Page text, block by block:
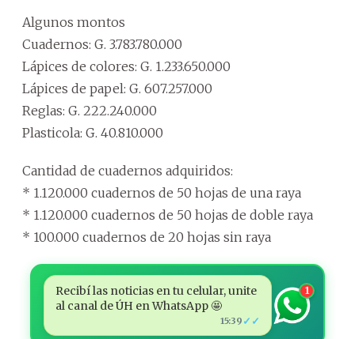
Algunos montos
Cuadernos: G. 3.783.780.000
Lápices de colores: G. 1.233.650.000
Lápices de papel: G. 607.257.000
Reglas: G. 222.240.000
Plasticola: G. 40.810.000
Cantidad de cuadernos adquiridos:
* 1.120.000 cuadernos de 50 hojas de una raya
* 1.120.000 cuadernos de 50 hojas de doble raya
* 100.000 cuadernos de 20 hojas sin raya
Recibí las noticias en tu celular, unite
al canal de ÚH en WhatsApp 🤩
15:39 ✓✓
1